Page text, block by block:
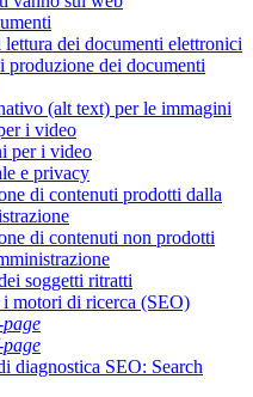
dei documenti elettronici
produzione dei documenti
(alt text) per le immagini
i video
per i video
e privacy
di contenuti prodotti dalla
di contenuti non prodotti
soggetti ritratti
motori di ricerca (SEO)
diagnostica SEO: Search